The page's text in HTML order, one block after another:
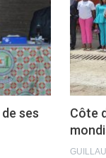
ses
Côte